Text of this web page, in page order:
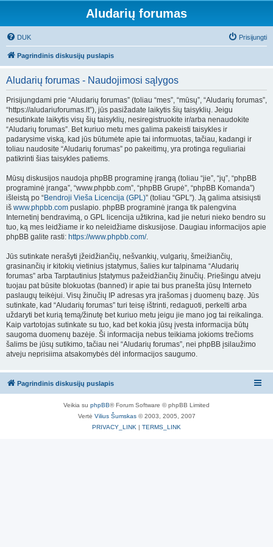
Aludarių forumas
DUK Prisijungti
Pagrindinis diskusijų puslapis
Aludarių forumas - Naudojimosi sąlygos
Prisijungdami prie “Aludarių forumas” (toliau “mes”, “mūsų”, “Aludarių forumas”,
“https://aludariuforumas.lt”), jūs pasižadate laikytis šių taisyklių. Jeigu
nesutinkate laikytis visų šių taisyklių, nesiregistruokite ir/arba nenaudokite
“Aludarių forumas”. Bet kuriuo metu mes galima pakeisti taisykles ir
padarysime viską, kad jūs būtumėte apie tai informuotas, tačiau, kadangi ir
toliau naudosite “Aludarių forumas” po pakeitimų, yra protinga reguliariai
patikrinti šias taisykles patiems.
Mūsų diskusijos naudoja phpBB programinę įrangą (toliau “jie”, “jų”, “phpBB
programinė įranga”, “www.phpbb.com”, “phpBB Grupė”, “phpBB Komanda”)
išleistą po “Bendroji Vieša Licencija (GPL)” (toliau “GPL”). Ją galima atsisiųsti
iš www.phpbb.com puslapio. phpBB programinė įranga tik palengvina
Internetinį bendravimą, o GPL licencija užtikrina, kad jie neturi nieko bendro su
tuo, ką mes leidžiame ir ko neleidžiame diskusijose. Daugiau informacijos apie
phpBB galite rasti: https://www.phpbb.com/.
Jūs sutinkate nerašyti įžeidžiančių, nešvankių, vulgarių, šmeižiančių,
grasinančių ir kitokių vietinius įstatymus, šalies kur talpinama “Aludarių
forumas” arba Tarptautinius Įstatymus pažeidžiančių žinučių. Priešingu atveju
tuojau pat būsite blokuotas (banned) ir apie tai bus pranešta jūsų Interneto
paslaugų teikėjui. Visų žinučių IP adresas yra įrašomas į duomenų bazę. Jūs
sutinkate, kad “Aludarių forumas” turi teisę ištrinti, redaguoti, perkelti arba
uždaryti bet kurią temą/žinutę bet kuriuo metu jeigu jie mano jog tai reikalinga.
Kaip vartotojas sutinkate su tuo, kad bet kokia jūsų įvesta informacija būtų
saugoma duomenų bazėje. Ši informacija nebus teikiama jokioms trečioms
šalims be jūsų sutikimo, tačiau nei “Aludarių forumas”, nei phpBB įsilaužimo
atveju neprisiima atsakomybės dėl informacijos saugumo.
Pagrindinis diskusijų puslapis
Veikia su phpBB® Forum Software © phpBB Limited
Vertė Vilius Šumskas© 2003, 2005, 2007
PRIVACY_LINK | TERMS_LINK